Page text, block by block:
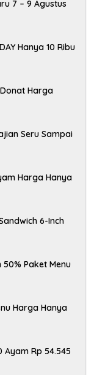
7 – 9 Agustus
Hanya 10 Ribu
Harga
Seru Sampai
Harga Hanya
6-Inch
Paket Menu
Harga Hanya
Ayam Rp 54.545